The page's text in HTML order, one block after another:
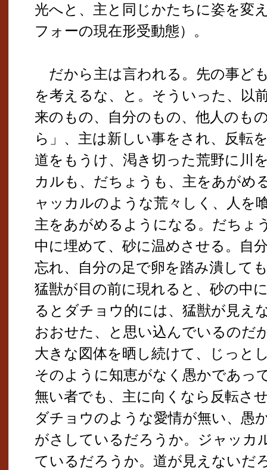
光へと、主と同じかたちに姿を変
フォーの現在形受動態）。
だから主は言われる。先の事ど
を考えるな、と。そういった、以
来のもの、自分のもの、他人のも
ら」、主は新しい事をされ、反転
道をもうけ、渇き切った荒野に川
カルも、だちょうも、主をあがめ
ャッカルのような荒々しく、人を
主をあがめるようになる。だちょ
中に埋めて、砂に温めさせる。自
忘れ、自分の足で卵を踏み潰して
猛獣が目の前に現れると、砂の中
るとダチョウ的には、猛獣が見え
おおせた、と思い込んでいるのだ
大きな図体を晒し続けて、じっと
そのように知恵がなく愚かであっ
無い者でも、主に向くなら反転さ
ダチョウのような愛情が無い、愚
がさしているだろうか。ジャッカ
ているだろうか。道が見えないだ